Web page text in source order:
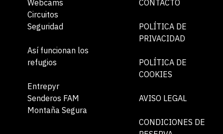
Webcams
Circuitos
Seguridad
Así funcionan los
refugios
Entrepyr
Senderos FAM
Montaña Segura
CONTACTO
POLÍTICA DE
PRIVACIDAD
POLÍTICA DE
COOKIES
AVISO LEGAL
CONDICIONES DE